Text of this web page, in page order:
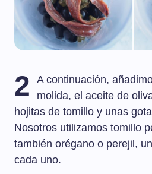
2
A continuación,
molida, el aceite de
hojitas de tomillo y unas
Nosotros utilizamos tomillo
también orégano o perejil,
cada uno.